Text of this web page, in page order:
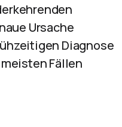
Ursache
Diagnose
Fällen